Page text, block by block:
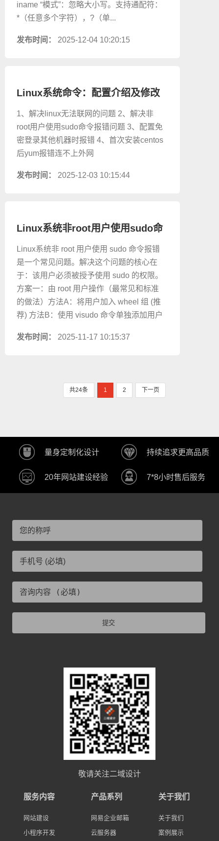
iname “模式”：忽略大小写。支持通配符：
*（任意多个字符），?（单...
发布时间： 2025-12-04 10:20:15
Linux系统命令：配置介绍及修改
配置
1、解决linux无法联网的问题 2、解决非
root用户使用sudo命令报错问题 3、配置免
密登录其他机器时报错 4、首次安装centos
后yum报错连不上外网
发布时间： 2025-12-03 10:15:44
Linux系统非root用户使用sudo命
令报错应该如何解决？
Linux系统非 root 用户使用 sudo 命令报错
是一个常见问题。解决这个问题的核心在
于：该用户必须被授予使用 sudo 的权限。
方案一：由 root 用户操作（最常见和标准
的做法）方法A：将用户加入 wheel 组 (推
荐) 方法B：使用 visudo 命令单独添加用户
发布时间： 2025-11-17 10:15:37
共24条 1 2 下一页
量身定制化设计 持续追求更高品质
20年网站建设经验 7*8小时售后服务
提交
敬请关注二域设计
服务内容
网站建设
小程序开发
产品系列
网易企业邮箱
云服务器
关于我们
关于我们
案例展示